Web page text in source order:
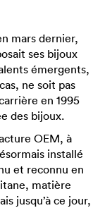
mars dernier,
ses bijoux
émergents,
ne soit pas
en 1995
des bijoux.
OEM, à
installé
et reconnu en
matière
jusqu’à ce jour,